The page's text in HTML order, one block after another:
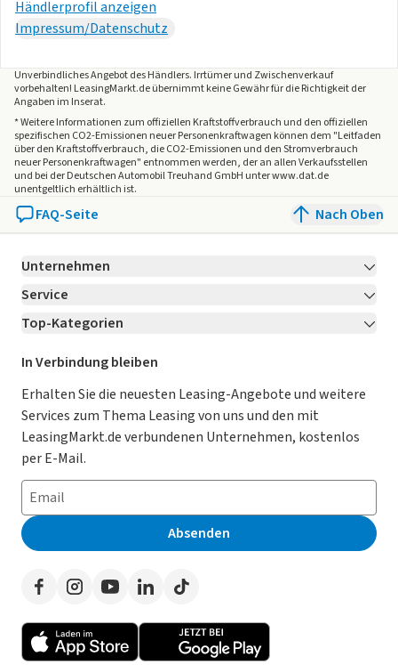
Händlerprofil anzeigen
Impressum/Datenschutz
Unverbindliches Angebot desHändlers. Irrtümer und Zwischenverkauf
vorbehalten! LeasingMarkt.de übernimmt keine Gewähr für die Richtigkeit der
Angaben im Inserat.
* Weitere Informationen zum offiziellen Kraftstoffverbrauch und den offiziellen
spezifischen CO2-Emissionen neuer Personenkraftwagen können dem "Leitfaden
über den Kraftstoffverbrauch, die CO2-Emissionen und den Stromverbrauch
neuer Personenkraftwagen" entnommen werden, der an allen Verkaufsstellen
und bei der Deutschen Automobil Treuhand GmbH unter www.dat.de
unentgeltlich erhältlich ist.
FAQ-Seite Nach Oben
Unternehmen
Über LeasingMarkt.de
Karriere Jetzt bewerben!
Für Händler
Kooperation mit AutoScout24
AGB
Datenschutz
Impressum
Erklärung zur Barrierefreiheit
Presse
Service
Kontakt
Ratgeber
Magazin
Datenschutz-Einstellungen
So funktioniert’s
Häufig gestellte Fragen
Leasing-Lexikon
Auto-Tests
Werben auf LeasingMarkt.de
Top-Kategorien
Leasing Deals
Gebrauchtwagen Leasing
Leasing ohne Anzahlung
E-Auto Leasing
Privatleasing
Leasing-Vergleiche
Herstellerverzeichnis
Händlerverzeichnis
In Verbindung bleiben
Erhalten Sie die neuesten Leasing-Angebote und weitere
Services zum Thema Leasing von uns und den mit
LeasingMarkt.de verbundenen Unternehmen, kostenlos
per E-Mail.
Absenden